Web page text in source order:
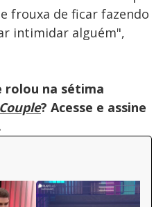
frouxa de ficar fazendo
intimidar alguém",
rolou na sétima
? Acesse e assine